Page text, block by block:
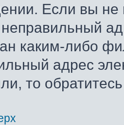
Если вы
каким-либо
адрес
то